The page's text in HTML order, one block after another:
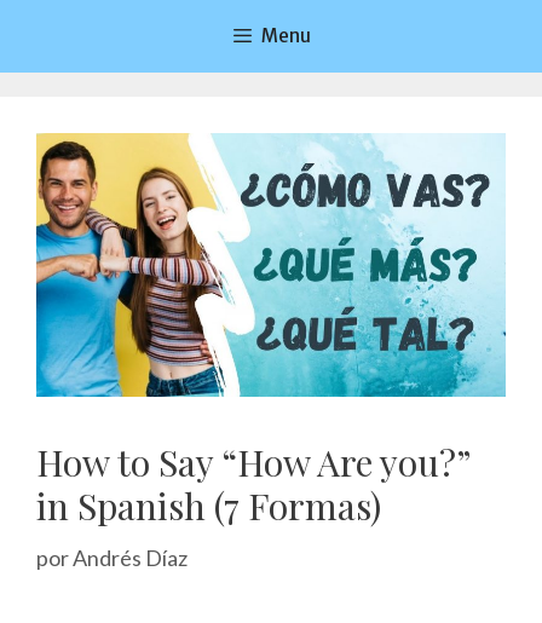
contenido
Menu
How to Say “How Are you?”
in Spanish (7 Formas)
porAndrés Díaz